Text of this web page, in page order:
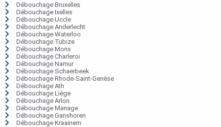
Débouchage Bruxelles
Débouchage Ixelles
Débouchage Uccle
Débouchage Anderlecht
Débouchage Waterloo
Débouchage Tubize
Débouchage Mons
Débouchage Charleroi
Débouchage Namur
Débouchage Schaerbeek
Débouchage Rhode-Saint-Genèse
Débouchage Ath
Débouchage Liège
Débouchage Arlon
Débouchage Manage
Débouchage Ganshoren
Débouchage Kraainem